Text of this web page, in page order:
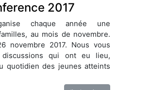
2017
chaque année une
au mois de novembre.
novembre 2017. Nous vous
qui ont eu lieu,
quotidien des jeunes atteints